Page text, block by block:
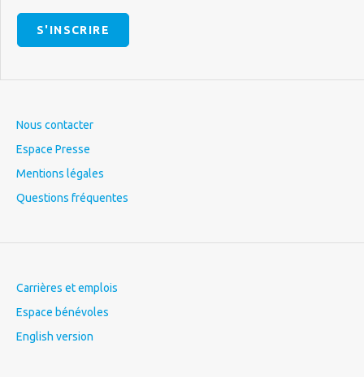
S'INSCRIRE
Nous contacter
Espace Presse
Mentions légales
Questions fréquentes
Carrières et emplois
Espace bénévoles
English version